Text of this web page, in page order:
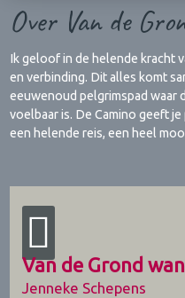
Over Van de
Ik geloof in de helende kracht
en verbinding. Dit alles komt
eeuwenoud pelgrimspad waar
voelbaar is. De Camino geeft
een helende reis, een heel
Van de Grond
Jenneke Schepens